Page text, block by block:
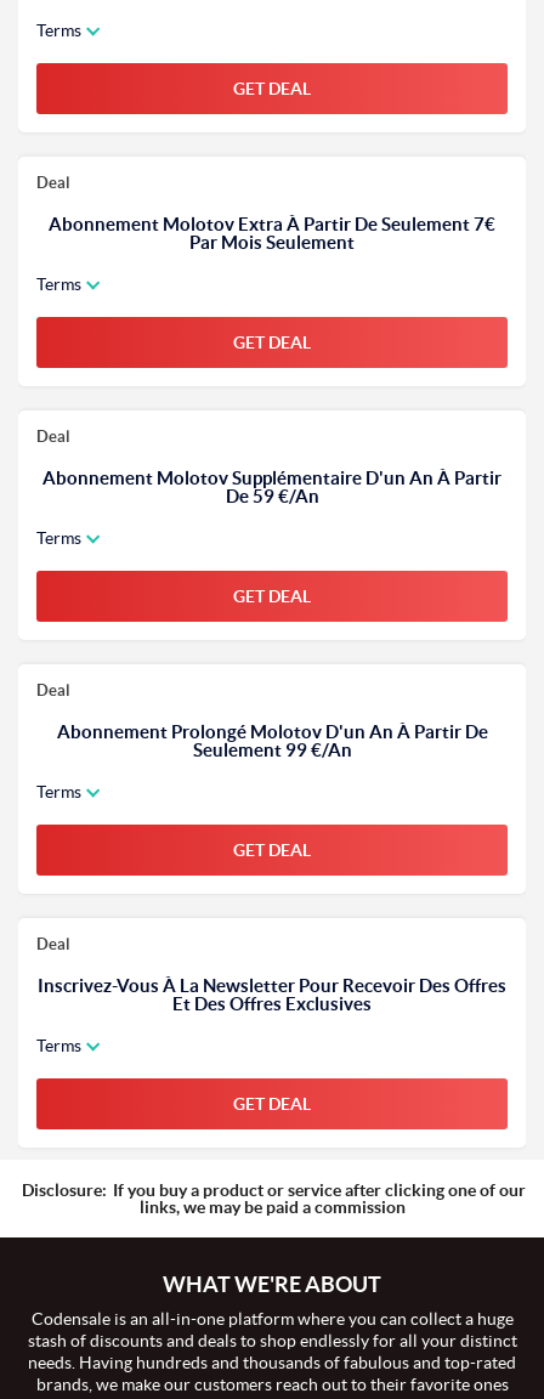
Terms
GET DEAL
Deal
Abonnement Molotov Extra À Partir De Seulement 7€
Par Mois Seulement
Terms
GET DEAL
Deal
Abonnement Molotov Supplémentaire D'un An À Partir
De 59 €/An
Terms
GET DEAL
Deal
Abonnement Prolongé Molotov D'un An À Partir De
Seulement 99 €/An
Terms
GET DEAL
Deal
Inscrivez-Vous À La Newsletter Pour Recevoir Des Offres
Et Des Offres Exclusives
Terms
GET DEAL
Disclosure: If you buy a product or service after clicking one of our
links, we may be paid a commission
WHAT WE'RE ABOUT
Codensale is an all-in-one platform where you can collect a huge
stash of discounts and deals to shop endlessly for all your distinct
needs. Having hundreds and thousands of fabulous and top-rated
brands, we make our customers reach out to their favorite ones